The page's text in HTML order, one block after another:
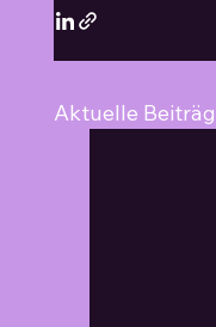
Aktuelle